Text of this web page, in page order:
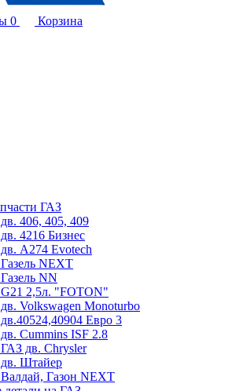
0 Корзина
ГАЗ
406, 405, 409
4216 Бизнес
A274 Evotech
NEXT
NN
G21 2,5л. "FOTON"
Volkswagen Monoturbo
Евро 3
Cummins ISF 2.8
дв. Chrysler
дв. Штайер
Валдай, Газон NEXT